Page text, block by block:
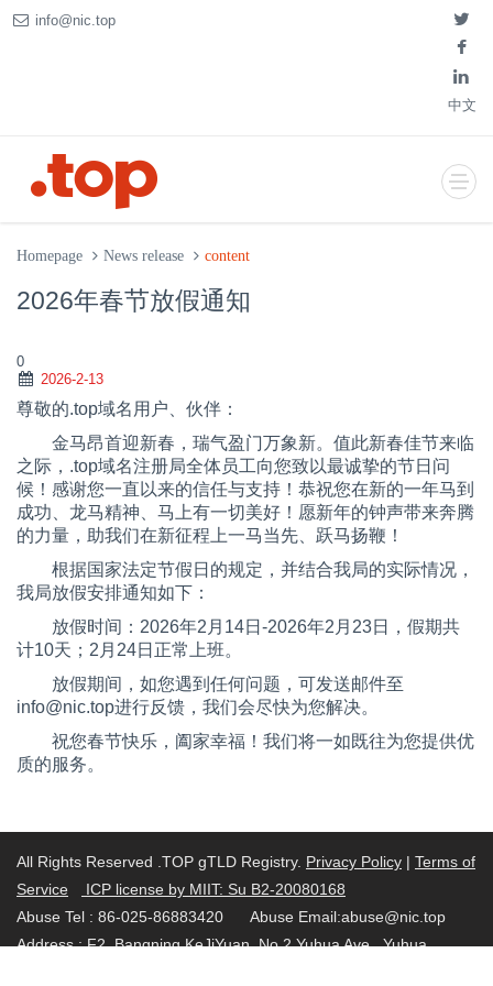
info@nic.top
中文
Homepage News release content
2026年春节放假通知
0
2026-2-13
尊敬的.top域名用户、伙伴：
金马昂首迎新春，瑞气盈门万象新。值此新春佳节来临
之际， .top域名注册局全体员工向您致以最诚挚的节日问
候！感谢您一直以来的信任与支持！恭祝您在新的一年马到
成功、龙马精神、马上有一切美好！愿新年的钟声带来奔腾
的力量，助我们在新征程上一马当先、跃马扬鞭！
根据国家法定节假日的规定，并结合我局的实际情况，
我局放假安排通知如下：
放假时间： 2026年2月14日-2026年2月23日，假期共
计10天；2月24日正常上班。
放假期间，如您遇到任何问题，可发送邮件至
info@nic.top进行反馈，我们会尽快为您解决。
祝您春节快乐，阖家幸福！我们将一如既往为您提供优
质的服务。
All Rights Reserved .TOP gTLD Registry. Privacy Policy | Terms of
Service
ICP license by MIIT: Su B2-20080168
Abuse Tel : 86-025-86883420 Abuse Email:abuse@nic.top
Address : F2, Bangning KeJiYuan, No.2 Yuhua Ave., Yuhua